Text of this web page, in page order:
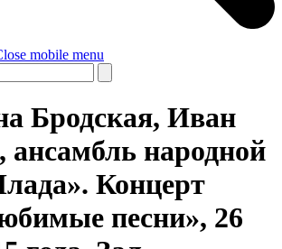
mobile menu
Бродская, Иван
ансамбль народной
Концерт
песни», 26